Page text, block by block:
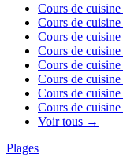
Cours de cuisine
Cours de cuisine
Cours de cuisine
Cours de cuisine
Cours de cuisine
Cours de cuisine
Cours de cuisine
Cours de cuisine
Voir tous →
Plages